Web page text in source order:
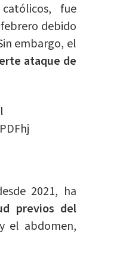
fue
debido
embargo, el
ataque de
2021, ha
previos del
el abdomen,